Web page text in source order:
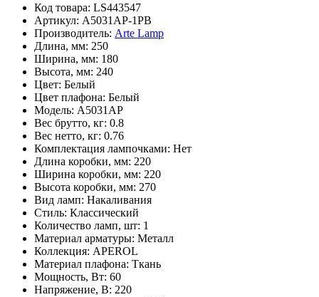
Код товара: LS443547
Артикул: A5031AP-1PB
Производитель: Arte Lamp
Длина, мм: 250
Ширина, мм: 180
Высота, мм: 240
Цвет: Белый
Цвет плафона: Белый
Модель: A5031AP
Вес брутто, кг: 0.8
Вес нетто, кг: 0.76
Комплектация лампочками: Нет
Длина коробки, мм: 220
Ширина коробки, мм: 220
Высота коробки, мм: 270
Вид ламп: Накаливания
Стиль: Классический
Количество ламп, шт: 1
Материал арматуры: Металл
Коллекция: APEROL
Материал плафона: Ткань
Мощность, Вт: 60
Напряжение, В: 220